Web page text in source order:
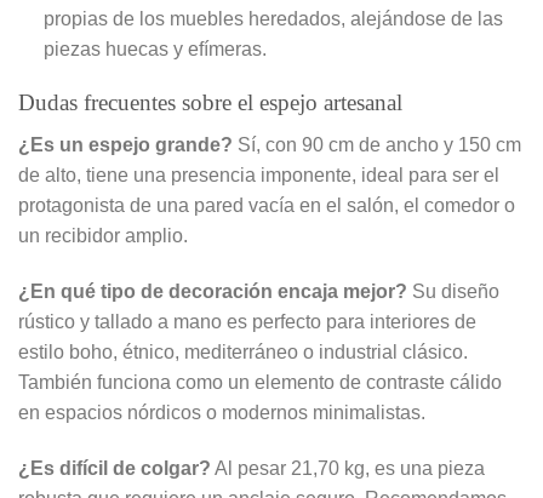
propias de los muebles heredados, alejándose de las
piezas huecas y efímeras.
Dudas frecuentes sobre el espejo artesanal
¿Es un espejo grande? Sí, con 90 cm de ancho y 150 cm
de alto, tiene una presencia imponente, ideal para ser el
protagonista de una pared vacía en el salón, el comedor o
un recibidor amplio.
¿En qué tipo de decoración encaja mejor? Su diseño
rústico y tallado a mano es perfecto para interiores de
estilo boho, étnico, mediterráneo o industrial clásico.
También funciona como un elemento de contraste cálido
en espacios nórdicos o modernos minimalistas.
¿Es difícil de colgar? Al pesar 21,70 kg, es una pieza